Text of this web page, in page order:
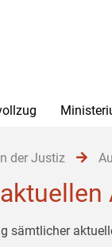
der Justiz
sämtlicher